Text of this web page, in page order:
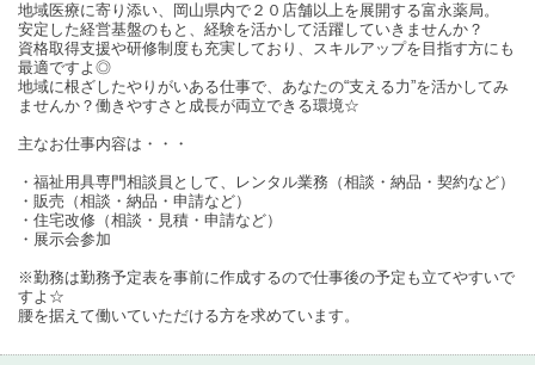
地域医療に寄り添い、岡山県内で２０店舗以上を展開する富永薬局。
安定した経営基盤のもと、経験を活かして活躍していきませんか？
資格取得支援や研修制度も充実しており、スキルアップを目指す方にも
最適ですよ◎
地域に根ざしたやりがいある仕事で、あなたの“支える力”を活かしてみ
ませんか？働きやすさと成長が両立できる環境☆
主なお仕事内容は・・・
・福祉用具専門相談員として、レンタル業務（相談・納品・契約など）
・販売（相談・納品・申請など）
・住宅改修（相談・見積・申請など）
・展示会参加
※勤務は勤務予定表を事前に作成するので仕事後の予定も立てやすいで
すよ☆
腰を据えて働いていただける方を求めています。